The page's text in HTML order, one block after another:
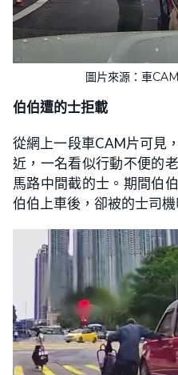
圖片來源：車
伯伯遭的士拒載
從網上一段車CAM片可見
近，一名看似行動不便的
馬路中間截的士。期間伯
伯伯上車後，卻被的士司機